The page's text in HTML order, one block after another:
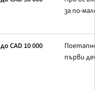
за по-
до CAD 10 000
първи